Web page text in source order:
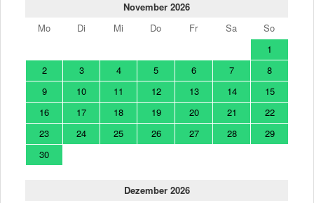
November 2026
Mo
Di Mi Do Fr Sa
So
1
2
3 4 5 6 7
8
9
10 11 12 13 14
15
16
17 18 19 20 21
22
23
24 25 26 27 28
29
30
Dezember 2026